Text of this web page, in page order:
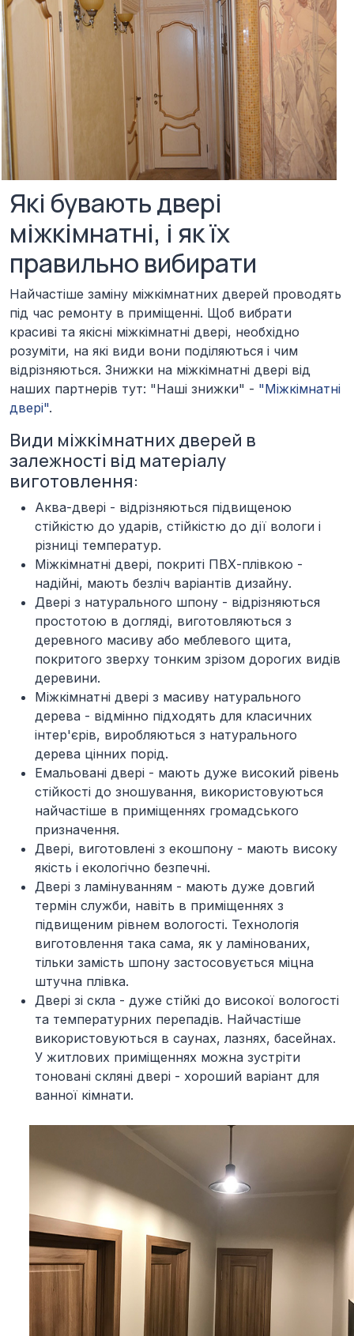
Які бувають двері
міжкімнатні, і як їх
правильно вибирати
Найчастіше заміну міжкімнатних дверей проводять
під час ремонту в приміщенні. Щоб вибрати
красиві та якісні міжкімнатні двері, необхідно
розуміти, на які види вони поділяються і чим
відрізняються. Знижки на міжкімнатні двері від
наших партнерів тут: "Наші знижки" - "Міжкімнатні
двері".
Види міжкімнатних дверей в
залежності від матеріалу
виготовлення:
Аква-двері - відрізняються підвищеною
стійкістю до ударів, стійкістю до дії вологи і
різниці температур.
Міжкімнатні двері, покриті ПВХ-плівкою -
надійні, мають безліч варіантів дизайну.
Двері з натурального шпону - відрізняються
простотою в догляді, виготовляються з
деревного масиву або меблевого щита,
покритого зверху тонким зрізом дорогих видів
деревини.
Міжкімнатні двері з масиву натурального
дерева - відмінно підходять для класичних
інтер'єрів, виробляються з натурального
дерева цінних порід.
Емальовані двері - мають дуже високий рівень
стійкості до зношування, використовуються
найчастіше в приміщеннях громадського
призначення.
Двері, виготовлені з екошпону - мають високу
якість і екологічно безпечні.
Двері з ламінуванням - мають дуже довгий
термін служби, навіть в приміщеннях з
підвищеним рівнем вологості. Технологія
виготовлення така сама, як у ламінованих,
тільки замість шпону застосовується міцна
штучна плівка.
Двері зі скла - дуже стійкі до високої вологості
та температурних перепадів. Найчастіше
використовуються в саунах, лазнях, басейнах.
У житлових приміщеннях можна зустріти
тоновані скляні двері - хороший варіант для
ванної кімнати.